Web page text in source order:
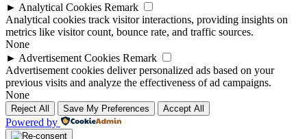
► Analytical Cookies Remark
Analytical cookies track visitor interactions, providing insights on
metrics like visitor count, bounce rate, and traffic sources.
None
► Advertisement Cookies Remark
Advertisement cookies deliver personalized ads based on your
previous visits and analyze the effectiveness of ad campaigns.
None
Reject All Save My Preferences Accept All
Powered by